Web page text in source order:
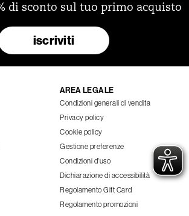
di sconto sul tuo primo acquisto
iscriviti
AREA LEGALE
Condizioni generali di vendita
Privacy policy
Cookie policy
Gestione preferenze
Condizioni d'uso
Dichiarazione di accessibilità
Regolamento Gift Card
Regolamento promozioni